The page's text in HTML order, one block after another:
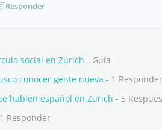
Responder
social en Zúrich - Guia
conocer gente nueva - 1 Responder
hablen español en Zurich - 5
Responder